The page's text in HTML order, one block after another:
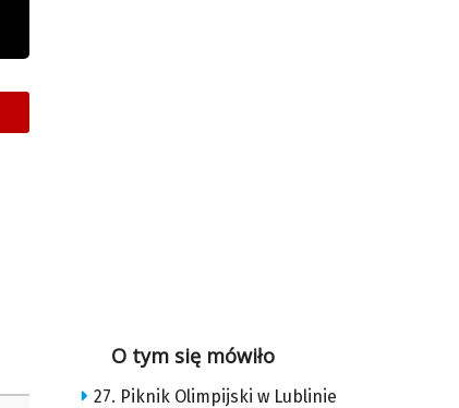
O tym się mówiło
27. Piknik Olimpijski w Lublinie